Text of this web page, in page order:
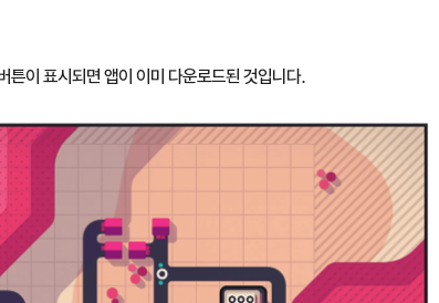
이 표시되면 앱이 이미 다운로드된 것입니다.